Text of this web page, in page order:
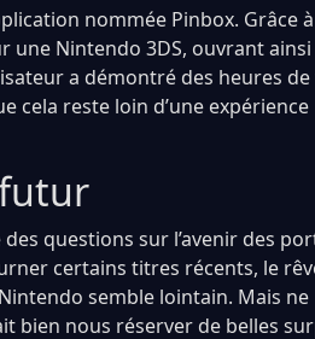
nommée Pinbox. Grâce
une Nintendo 3DS, ouvrant
a démontré des heures
cela reste loin d’une expérience
questions sur l’avenir des
certains titres récents, le
semble lointain. Mais ne
bien nous réserver de belles